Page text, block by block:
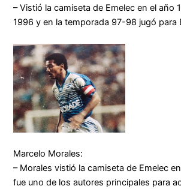
– Vistió la camiseta de Emelec en el año
1996 y en la temporada 97-98 jugó para
Marcelo Morales:
– Morales vistió la camiseta de Emelec
fue uno de los autores principales para